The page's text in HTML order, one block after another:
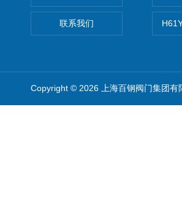
联系我们
Copyright © 2026 上海百钢阀门集团有